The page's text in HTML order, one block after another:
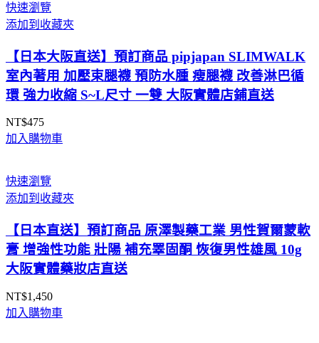
快速瀏覽
添加到收藏夾
【日本大阪直送】預訂商品 pipjapan SLIMWALK
室內著用 加壓束腿襪 預防水腫 瘦腿襪 改善淋巴循
環 強力收縮 S~L尺寸 一雙 大阪實體店鋪直送
NT$475
加入購物車
快速瀏覽
添加到收藏夾
【日本直送】預訂商品 原澤製藥工業 男性賀爾蒙軟
膏 增強性功能 壯陽 補充睪固酮 恢復男性雄風 10g
大阪實體藥妝店直送
NT$1,450
加入購物車